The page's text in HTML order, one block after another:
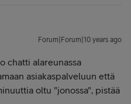
Forum|Forum|10 years ago
chatti alareunassa
asiakaspalveluun että
oltu "jonossa", pistää